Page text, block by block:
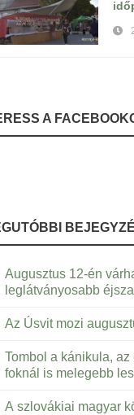
A
Augusztus 12-én
leglátványosabb
Az Úsvit mozi
Tombol a kánikula,
foknál is melegebb
A szlovákiai magyar